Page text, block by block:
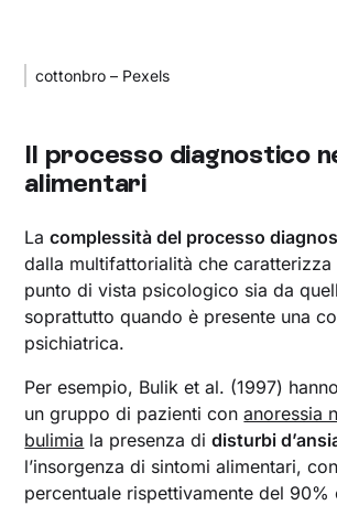
cottonbro – Pexels
Il processo diagnostico
alimentari
Lacomplessità del processo
dalla multifattorialità che caratterizza
punto di vista psicologico sia da
soprattutto quando è presente una
psichiatrica.
Per esempio, Bulik et al. (1997)
un gruppo di pazienti conanoressia
bulimia la presenza didisturbi
l’insorgenza di sintomi alimentari,
percentuale rispettivamente del 90%